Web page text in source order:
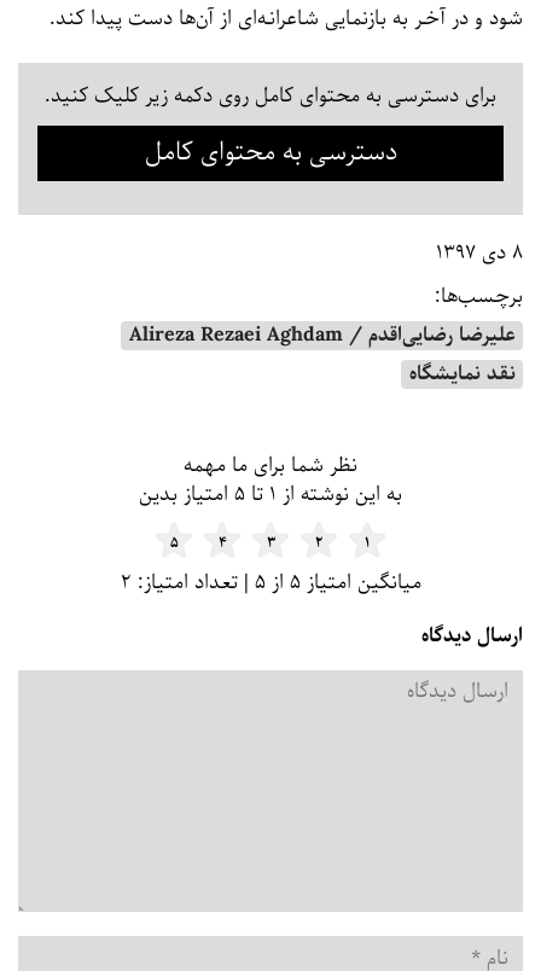
شود و در آخـر به بازنمایی شاعرانـه‌ای از آن‌ها دست پیدا کند.
برای دسترسی به محتوای کامل روی دکمه زیر کلیک کنید.
دسترسی به محتوای کامل
۸ دی ۱۳۹۷
برچسب‌ها:
علیرضا رضایی‌اقدم / Alireza Rezaei Aghdam
نقد نمایشگاه
فرم و لیست دیدگاه
نظر شما برای ما مهمه
به این نوشته از ۱ تا ۵ امتیاز بدین
۵ ۴ ۳ ۲ ۱
میانگین امتیاز ۵ از ۵ | تعداد امتیاز: ۲
ارسال دیدگاه
دیدگاه
نام